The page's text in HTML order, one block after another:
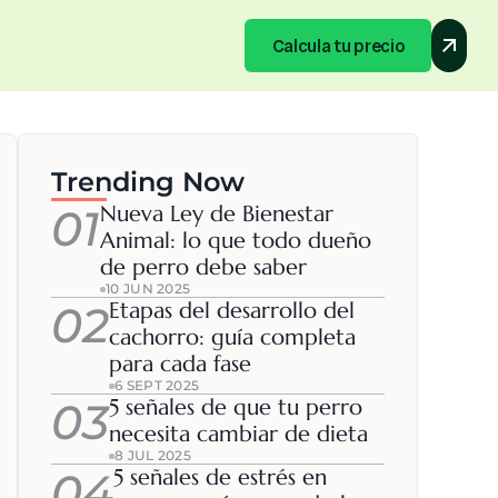
Calcula tu precio
Calcula tu precio
Trending Now
01Nueva Ley de Bienestar
Animal: lo que todo dueño
de perro debe saber
10 JUN 2025
02Etapas del desarrollo del
cachorro: guía completa
para cada fase
6 SEPT 2025
035 señales de que tu perro
necesita cambiar de dieta
8 JUL 2025
5 señales de estrés en